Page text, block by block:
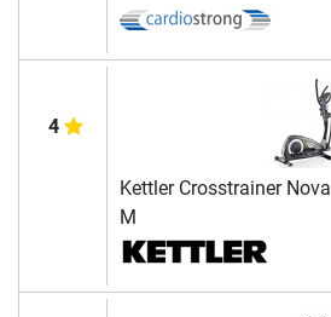
4
Kettler Crosstrainer Nova
M